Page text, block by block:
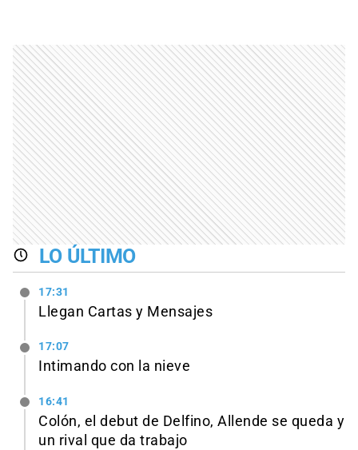
LO ÚLTIMO
17:31
Llegan Cartas y Mensajes
17:07
Intimando con la nieve
16:41
Colón, el debut de Delfino, Allende se queda y
un rival que da trabajo